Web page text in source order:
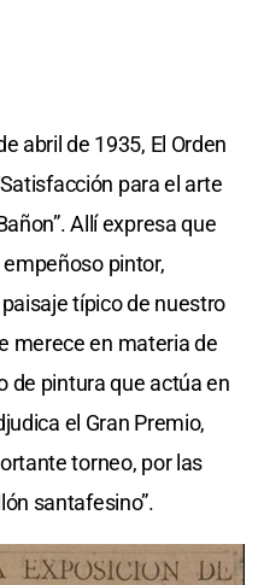
abril de 1935, El Orden
para el arte
Allí expresa que
empeñoso pintor,
típico de nuestro
merece en materia de
de pintura que actúa en
el Gran Premio,
torneo, por las
santafesino”.